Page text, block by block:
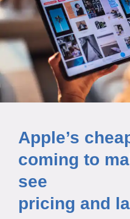
Apple’s
coming to
see
pricing and